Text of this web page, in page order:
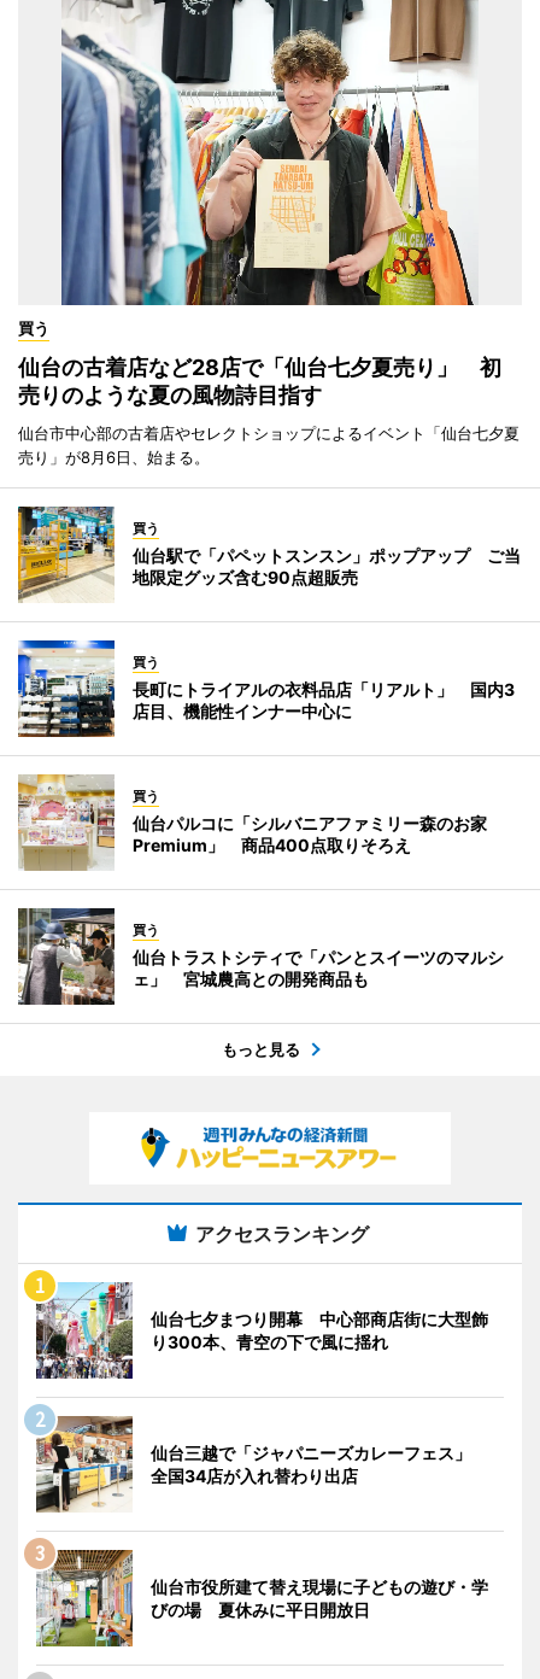
買う
仙台の古着店など28店で「仙台七夕夏売り」 初
売りのような夏の風物詩目指す
仙台市中心部の古着店やセレクトショップによるイベント「仙台七夕夏
売り」が8月6日、始まる。
買う
仙台駅で「パペットスンスン」ポップアップ ご当
地限定グッズ含む90点超販売
買う
長町にトライアルの衣料品店「リアルト」 国内3
店目、機能性インナー中心に
買う
仙台パルコに「シルバニアファミリー森のお家
Premium」 商品400点取りそろえ
買う
仙台トラストシティで「パンとスイーツのマルシ
ェ」 宮城農高との開発商品も
もっと見る
アクセスランキング
仙台七夕まつり開幕 中心部商店街に大型飾
り300本、青空の下で風に揺れ
仙台三越で「ジャパニーズカレーフェス」
全国34店が入れ替わり出店
仙台市役所建て替え現場に子どもの遊び・学
びの場 夏休みに平日開放日